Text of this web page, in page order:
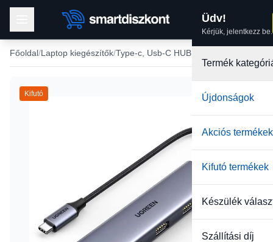
Üdv!
Kérjük, jelentkezz be.
Termék
Újdonságok
Akciós termékek
Kifutó termékek
Készülék
Szállítási díj
Főoldal Laptop kiegészítők Type-c, Usb-C HUB, adapter
Kifutó